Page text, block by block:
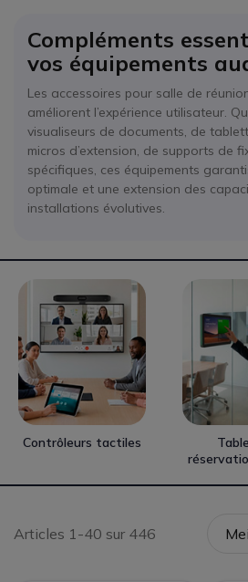
Compléments
vos équipements
Les accessoires pour salle de
améliorent l’expérience utilisateur.
visualiseurs de documents, de
micros d’extension, de supports de
spécifiques, ces équipements
optimale et une extension des
installations évolutives.
Contrôleurs tactiles
Articles 1-40 sur 446